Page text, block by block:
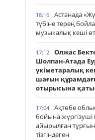
18:16
Астанада
түбіне терең
музыкалық кеші
17:12
Олжас
Шолпан-Атада
үкіметаралық
шағын
отырысына
17:04
Ақтөбе
бойына жүргізуші
айырылған тұрғын
тізгіндеген